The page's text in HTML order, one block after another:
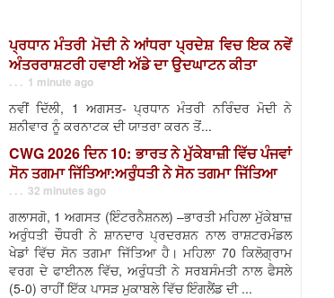
ਪ੍ਰਧਾਨ ਮੰਤਰੀ ਮੋਦੀ ਨੇ ਆਂਧਰਾ ਪ੍ਰਦੇਸ਼ ਵਿਚ ਇਕ ਨਵੇਂ
ਅੰਤਰਰਾਸ਼ਟਰੀ ਹਵਾਈ ਅੱਡੇ ਦਾ ਉਦਘਾਟਨ ਕੀਤਾ
. . . 1 minute ago
ਨਵੀਂ ਦਿੱਲੀ, 1 ਅਗਸਤ- ਪ੍ਰਧਾਨ ਮੰਤਰੀ ਨਰਿੰਦਰ ਮੋਦੀ ਨੇ
ਸ਼ਨੀਵਾਰ ਨੂੰ ਕਰਨਾਟਕ ਦੀ ਯਾਤਰਾ ਕਰਨ ਤੋਂ...
CWG 2026 ਦਿਨ 10: ਭਾਰਤ ਨੇ ਮੁੱਕੇਬਾਜ਼ੀ ਵਿੱਚ ਪੰਜਵਾਂ
ਸੋਨ ਤਗਮਾ ਜਿੱਤਿਆ:ਅਰੁੰਧਤੀ ਨੇ ਸੋਨ ਤਗਮਾ ਜਿੱਤਿਆ
. . . 32 minutes ago
ਗਲਾਸਗੋ, 1 ਅਗਸਤ (ਇੰਟਰਨੈਸ਼ਨਲ) –ਭਾਰਤੀ ਮਹਿਲਾ ਮੁੱਕੇਬਾਜ਼
ਅਰੁੰਧਤੀ ਚੌਧਰੀ ਨੇ ਸ਼ਾਨਦਾਰ ਪ੍ਰਦਰਸ਼ਨ ਨਾਲ ਰਾਸ਼ਟਰਮੰਡਲ
ਖੇਡਾਂ ਵਿੱਚ ਸੋਨ ਤਗਮਾ ਜਿੱਤਿਆ ਹੈ। ਮਹਿਲਾ 70 ਕਿਲੋਗ੍ਰਾਮ
ਵਰਗ ਦੇ ਫਾਈਨਲ ਵਿੱਚ, ਅਰੁੰਧਤੀ ਨੇ ਸਰਬਸੰਮਤੀ ਨਾਲ ਫੈਸਲੇ
(5-0) ਰਾਹੀਂ ਇੱਕ ਪਾਸੜ ਮੁਕਾਬਲੇ ਵਿੱਚ ਇੰਗਲੈਂਡ ਦੀ ...